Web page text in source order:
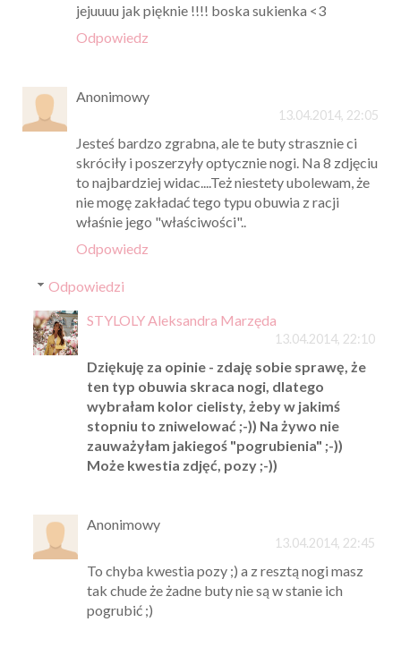
jejuuuu jak pięknie !!!! boska sukienka <3
Odpowiedz
Anonimowy
13.04.2014, 22:05
Jesteś bardzo zgrabna, ale te buty strasznie ci
skróciły i poszerzyły optycznie nogi. Na 8 zdjęciu
to najbardziej widac....Też niestety ubolewam, że
nie mogę zakładać tego typu obuwia z racji
właśnie jego "właściwości"..
Odpowiedz
Odpowiedzi
STYLOLY Aleksandra Marzęda
13.04.2014, 22:10
Dziękuję za opinie - zdaję sobie sprawę, że
ten typ obuwia skraca nogi, dlatego
wybrałam kolor cielisty, żeby w jakimś
stopniu to zniwelować ;-)) Na żywo nie
zauważyłam jakiegoś "pogrubienia" ;-))
Może kwestia zdjęć, pozy ;-))
Anonimowy
13.04.2014, 22:45
To chyba kwestia pozy ;) a z resztą nogi masz
tak chude że żadne buty nie są w stanie ich
pogrubić ;)